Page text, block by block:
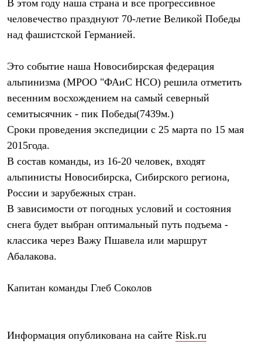
Термобелье
Теплое термобелье
Среднее термобелье
Легкое термобелье
Рубашки
Толстовки
Шорты
Женская одежда
Утепленная пухом
Куртки
Брюки
Жилеты
Утепленная синтетикой
Куртки
Брюки
Штормовая одежда
Софтшелл одежда
Куртки
Лёгкая одежда
Футболки
Толстовки
Среднее термобелье
В этом году наша страна и все прогрессивное
человечество празднуют 70-летие Великой Победы
над фашистской Германией.
Это событие наша Новосибирская федерация
альпинизма (МРОО "ФАиС НСО) решила отметить
весенним восхождением на самый северный
семитысячник - пик Победы(7439м.)
Сроки проведения экспедиции с 25 марта по 15 мая
2015года.
В состав команды, из 16-20 человек, входят
альпинисты Новосибирска, Сибирского региона,
России и зарубежных стран.
В зависимости от погодных условий и состояния
снега будет выбран оптимальный путь подъема -
классика через Важу Пшавела или маршрут
Абалакова.
Капитан команды Глеб Соколов
Информация опубликована на сайте Risk.ru